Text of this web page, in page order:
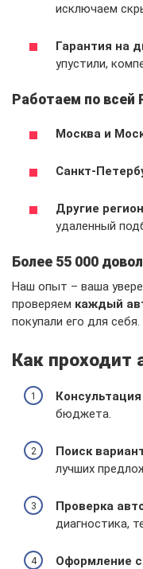
исключаем
Гарантия на
упустили,
Работаем по всей
Москва и
Санкт-
Другие
удаленный
Более 55 000
Наш опыт – ваша
проверяем каждый
покупали его для себя.
Как проходит
Консультация
бюджета.
Поиск
лучших
Проверка
диагностика,
Оформление